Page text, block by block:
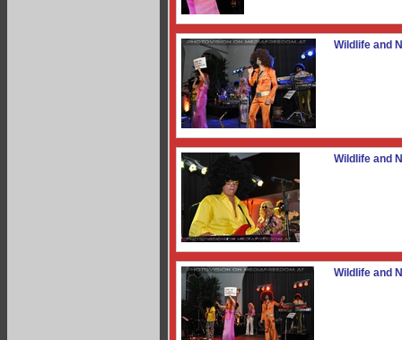
Wildlife and
Wildlife and
Wildlife and